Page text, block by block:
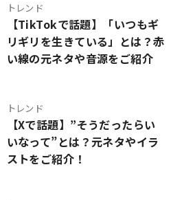
トレンド
【TikTokで話題】「いつもギ
リギリを生きている」とは？赤
い線の元ネタや音源をご紹介
トレンド
【Xで話題】”そうだったらい
いなって”とは？元ネタやイラ
ストをご紹介！